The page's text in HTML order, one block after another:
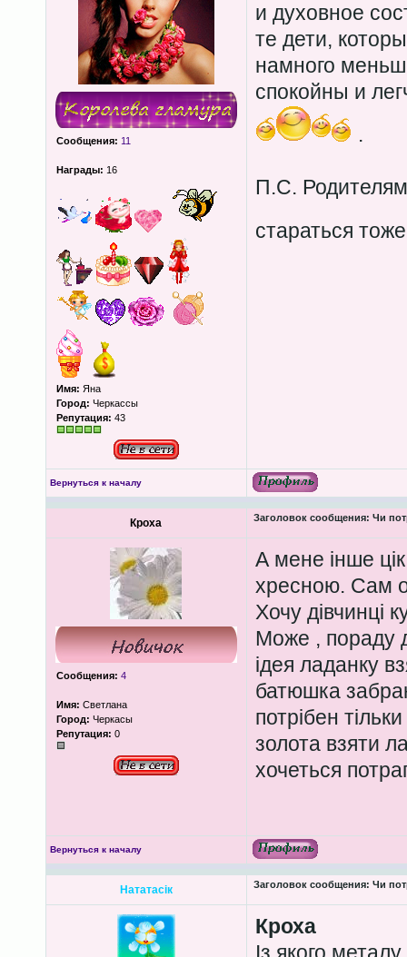
Сообщения: 11
Награды: 16
Имя: Яна
Город: Черкассы
Репутация: 43
и духовное
те дети,
намного
спокойны и
.
П.С.
стараться
Вернуться к началу
Кроха Заголовок сообщения: Чи
Сообщения: 4
Имя: Светлана
Город: Черкасы
Репутация: 0
А мене інше
хресною. Сам
Хочу дівчинці
Може , пораду
ідея ладанку
батюшка
потрібен
золота взяти
хочеться
Вернуться к началу
Нататасік Заголовок сообщения: Чи
Кроха